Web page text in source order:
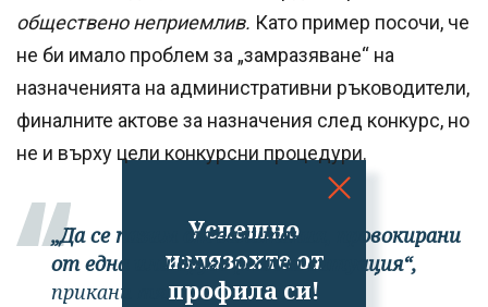
Успешно
излязохте от
профила си!
обществено неприемлив. Като пример посочи, че
не би имало проблем за „замразяване“ на
назначенията на административни ръководители,
финалните актове за назначения след конкурс, но
не и върху цели конкурсни процедури.
„Да се пазим от залитания, провокирани
от една или друга реална ситуация“,
прикани тя.